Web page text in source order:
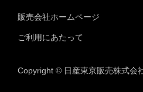
販売会社ホームページ
ご利用にあたって
Copyright © 日産東京販売株式会